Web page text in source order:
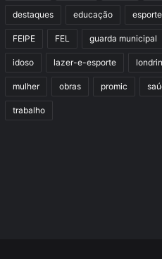
destaques educação esporte
FEIPE FEL guarda municipal
idoso lazer-e-esporte
mulher obras promic
trabalho